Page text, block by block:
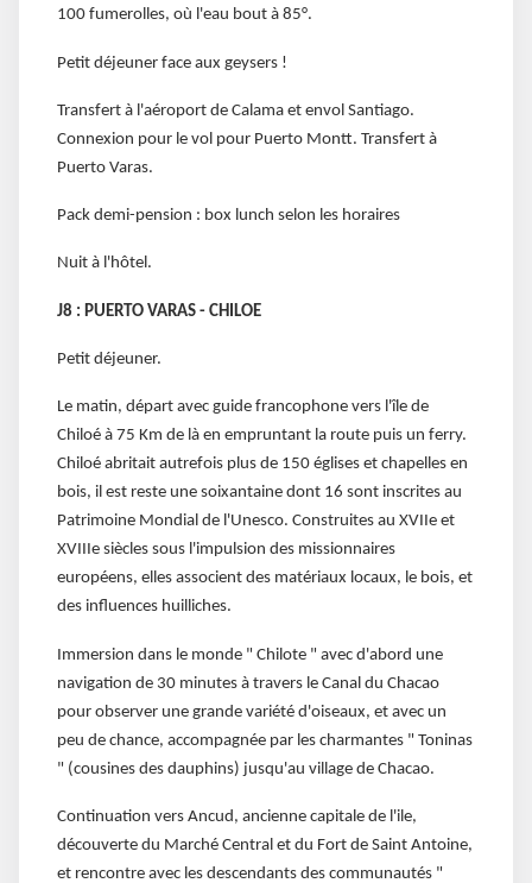
100 fumerolles, où l'eau bout à 85°.
Petit déjeuner face aux geysers !
Transfert à l'aéroport de Calama et envol Santiago.
Connexion pour le vol pour Puerto Montt. Transfert à
Puerto Varas.
Pack demi-pension : box lunch selon les horaires
Nuit à l'hôtel.
J8 : PUERTO VARAS - CHILOE
Petit déjeuner.
Le matin, départ avec guide francophone vers l'île de
Chiloé à 75 Km de là en empruntant la route puis un ferry.
Chiloé abritait autrefois plus de 150 églises et chapelles en
bois, il est reste une soixantaine dont 16 sont inscrites au
Patrimoine Mondial de l'Unesco. Construites au XVIIe et
XVIIIe siècles sous l'impulsion des missionnaires
européens, elles associent des matériaux locaux, le bois, et
des influences huilliches.
Immersion dans le monde " Chilote " avec d'abord une
navigation de 30 minutes à travers le Canal du Chacao
pour observer une grande variété d'oiseaux, et avec un
peu de chance, accompagnée par les charmantes " Toninas
" (cousines des dauphins) jusqu'au village de Chacao.
Continuation vers Ancud, ancienne capitale de l'ile,
découverte du Marché Central et du Fort de Saint Antoine,
et rencontre avec les descendants des communautés "